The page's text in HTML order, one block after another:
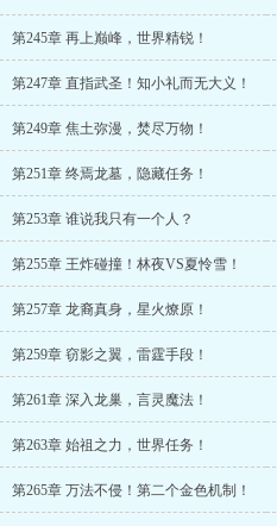
第245章 再上巅峰，世界精锐！
第247章 直指武圣！知小礼而无大义！
第249章 焦土弥漫，焚尽万物！
第251章 终焉龙墓，隐藏任务！
第253章 谁说我只有一个人？
第255章 王炸碰撞！林夜VS夏怜雪！
第257章 龙裔真身，星火燎原！
第259章 窃影之翼，雷霆手段！
第261章 深入龙巢，言灵魔法！
第263章 始祖之力，世界任务！
第265章 万法不侵！第二个金色机制！